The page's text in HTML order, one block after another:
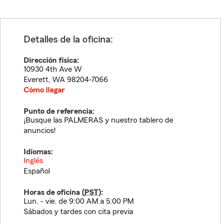
Detalles de la oficina:
Dirección física:
10930 4th Ave W
Everett, WA 98204-7066
Cómo llegar
Punto de referencia:
¡Busque las PALMERAS y nuestro tablero de
anuncios!
Idiomas:
Inglés
Español
Horas de oficina (PST):
Lun. - vie. de 9:00 AM a 5:00 PM
Sábados y tardes con cita previa